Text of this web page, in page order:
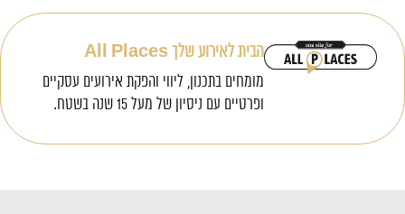
הבית לאירוע שלך All Places
מומחים בתכנון, ליווי והפקת אירועים עסקיים
ופרטיים עם ניסיון של מעל 15 שנה בשטח.